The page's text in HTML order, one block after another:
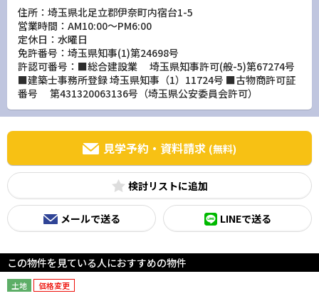
住所：埼玉県北足立郡伊奈町内宿台1-5
営業時間：AM10:00～PM6:00
定休日：水曜日
免許番号：埼玉県知事(1)第24698号
許認可番号：■総合建設業 埼玉県知事許可(般-5)第67274号
■建築士事務所登録 埼玉県知事（1）11724号 ■古物商許可証
番号 第431320063136号（埼玉県公安委員会許可）
見学予約・資料請求 (無料)
検討リスト
メールで送る LINEで送る
この物件を見ている人におすすめの物件
土地 価格変更